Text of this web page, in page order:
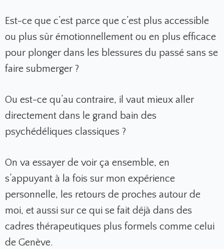
Est-ce que c’est parce que c’est plus accessible
ou plus sûr émotionnellement ou en plus efficace
pour plonger dans les blessures du passé sans se
faire submerger ?
Ou est-ce qu’au contraire, il vaut mieux aller
directement dans le grand bain des
psychédéliques classiques ?
On va essayer de voir ça ensemble, en
s’appuyant à la fois sur mon expérience
personnelle, les retours de proches autour de
moi, et aussi sur ce qui se fait déjà dans des
cadres thérapeutiques plus formels comme celui
de Genève.